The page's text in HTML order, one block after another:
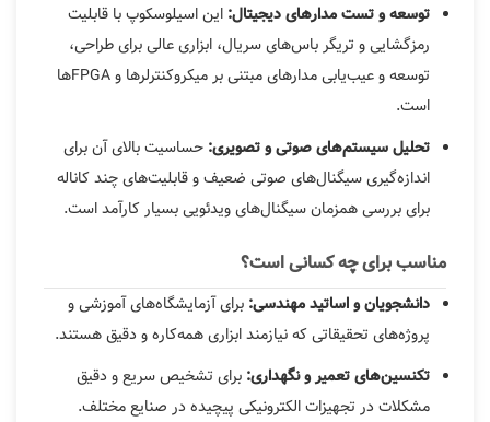
توسعه و تست مدارهای دیجیتال: این اسیلوسکوپ با قابلیت
رمزگشایی و تریگر باس‌های سریال، ابزاری عالی برای طراحی،
توسعه و عیب‌یابی مدارهای مبتنی بر میکروکنترلرها و FPGA‌ها
است.
تحلیل سیستم‌های صوتی و تصویری: حساسیت بالای آن برای
اندازه‌گیری سیگنال‌های صوتی ضعیف و قابلیت‌های چند کاناله
برای بررسی همزمان سیگنال‌های ویدئویی بسیار کارآمد است.
مناسب برای چه کسانی است؟
دانشجویان و اساتید مهندسی: برای آزمایشگاه‌های آموزشی و
پروژه‌های تحقیقاتی که نیازمند ابزاری همه‌کاره و دقیق هستند.
تکنسین‌های تعمیر و نگهداری: برای تشخیص سریع و دقیق
مشکلات در تجهیزات الکترونیکی پیچیده در صنایع مختلف.